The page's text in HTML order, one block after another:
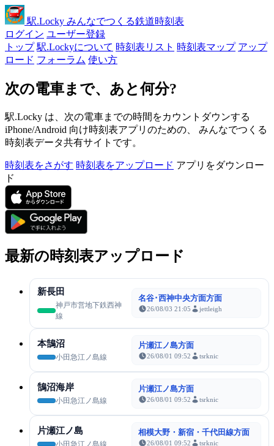
駅.Locky みんなでつくる鉄道時刻表
ログイン ユーザー登録
トップ 駅.Lockyについて 時刻表リスト 時刻表マップ アップ
ロード フォーラム 使い方
次の電車まで、あと何分?
駅.Locky は、次の電車までの時間をカウントダウンする
iPhone/Android 向け時刻表アプリのための、 みんなでつくる
時刻表データ共有サイトです。
時刻表をさがす 時刻表をアップロード アプリをダウンロー
ド
最新の時刻表アップロード
新長田
神戸市営地下鉄西神
線
名谷･西神中央方面方面
26/08/03 21:05 jettleigh
本鵠沼
小田急江ノ島線
片瀬江ノ島方面
26/08/01 09:52 tsrknic
鵠沼海岸
小田急江ノ島線
片瀬江ノ島方面
26/08/01 09:52 tsrknic
片瀬江ノ島
小田急江ノ島線
相模大野・新宿・千代田線方面
26/08/01 09:52 tsrknic